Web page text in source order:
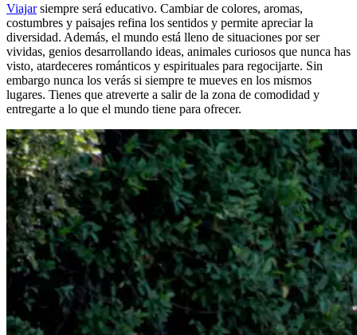
Viajarsiempre será educativo. Cambiar de colores, aromas,
costumbres y paisajes refina los sentidos y permite apreciar la
diversidad. Además, el mundo está lleno de situaciones por ser
vividas, genios desarrollando ideas, animales curiosos que nunca has
visto, atardeceres románticos y espirituales para regocijarte. Sin
embargo nunca los verás si siempre te mueves en los mismos
lugares. Tienes que atreverte a salir de la zona de comodidad y
entregarte a lo que el mundo tiene para ofrecer.